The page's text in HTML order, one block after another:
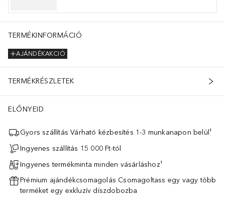
TERMÉKINFORMÁCIÓ
AJÁNDÉKAKCIÓ
TERMÉKRÉSZLETEK
ELŐNYEID
Gyors szállítás Várható kézbesítés 1-3 munkanapon belül¹
Ingyenes szállítás 15 000 Ft-tól
Ingyenes termékminta minden vásárláshoz¹
Prémium ajándékcsomagolás Csomagoltass egy vagy több
terméket egy exkluzív díszdobozba